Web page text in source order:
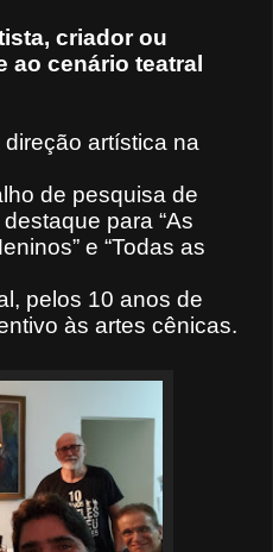
criador ou
ao cenário teatral
artística na
de pesquisa de
para “As
e “Todas as
pelos 10 anos de
às artes cênicas.